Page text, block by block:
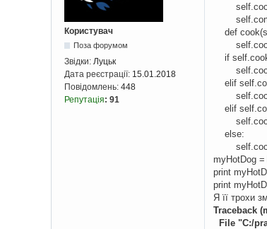
Користувач
Поза форумом
Звідки: Луцьк
Дата реєстрації: 15.01.2018
Повідомлень: 448
Репутація: 91
def
if
elif
elif
else:
myHotDog =
print
print
Я її трохи
Traceback
File "C:/